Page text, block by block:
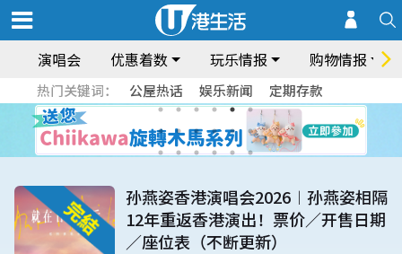
演唱会 优惠着数 玩乐情报 购物情报
热门关键词： 公屋热话 娱乐新闻 定期存款
孙燕姿香港演唱会2026︱孙燕姿相隔
12年重返香港演出！票价／开售日期
／座位表（不断更新）